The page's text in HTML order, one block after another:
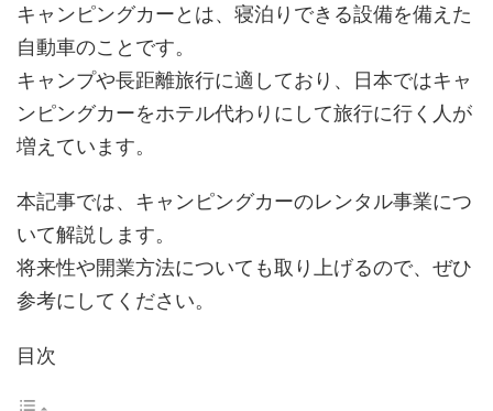
キャンピングカーとは、寝泊りできる設備を備えた
自動車のことです。
キャンプや長距離旅行に適しており、日本ではキャ
ンピングカーをホテル代わりにして旅行に行く人が
増えています。
本記事では、キャンピングカーのレンタル事業につ
いて解説します。
将来性や開業方法についても取り上げるので、ぜひ
参考にしてください。
目次